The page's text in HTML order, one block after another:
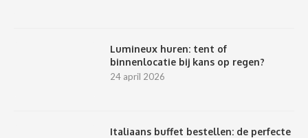
Lumineux huren: tent of
binnenlocatie bij kans op regen?
24 april 2026
Italiaans buffet bestellen: de perfecte